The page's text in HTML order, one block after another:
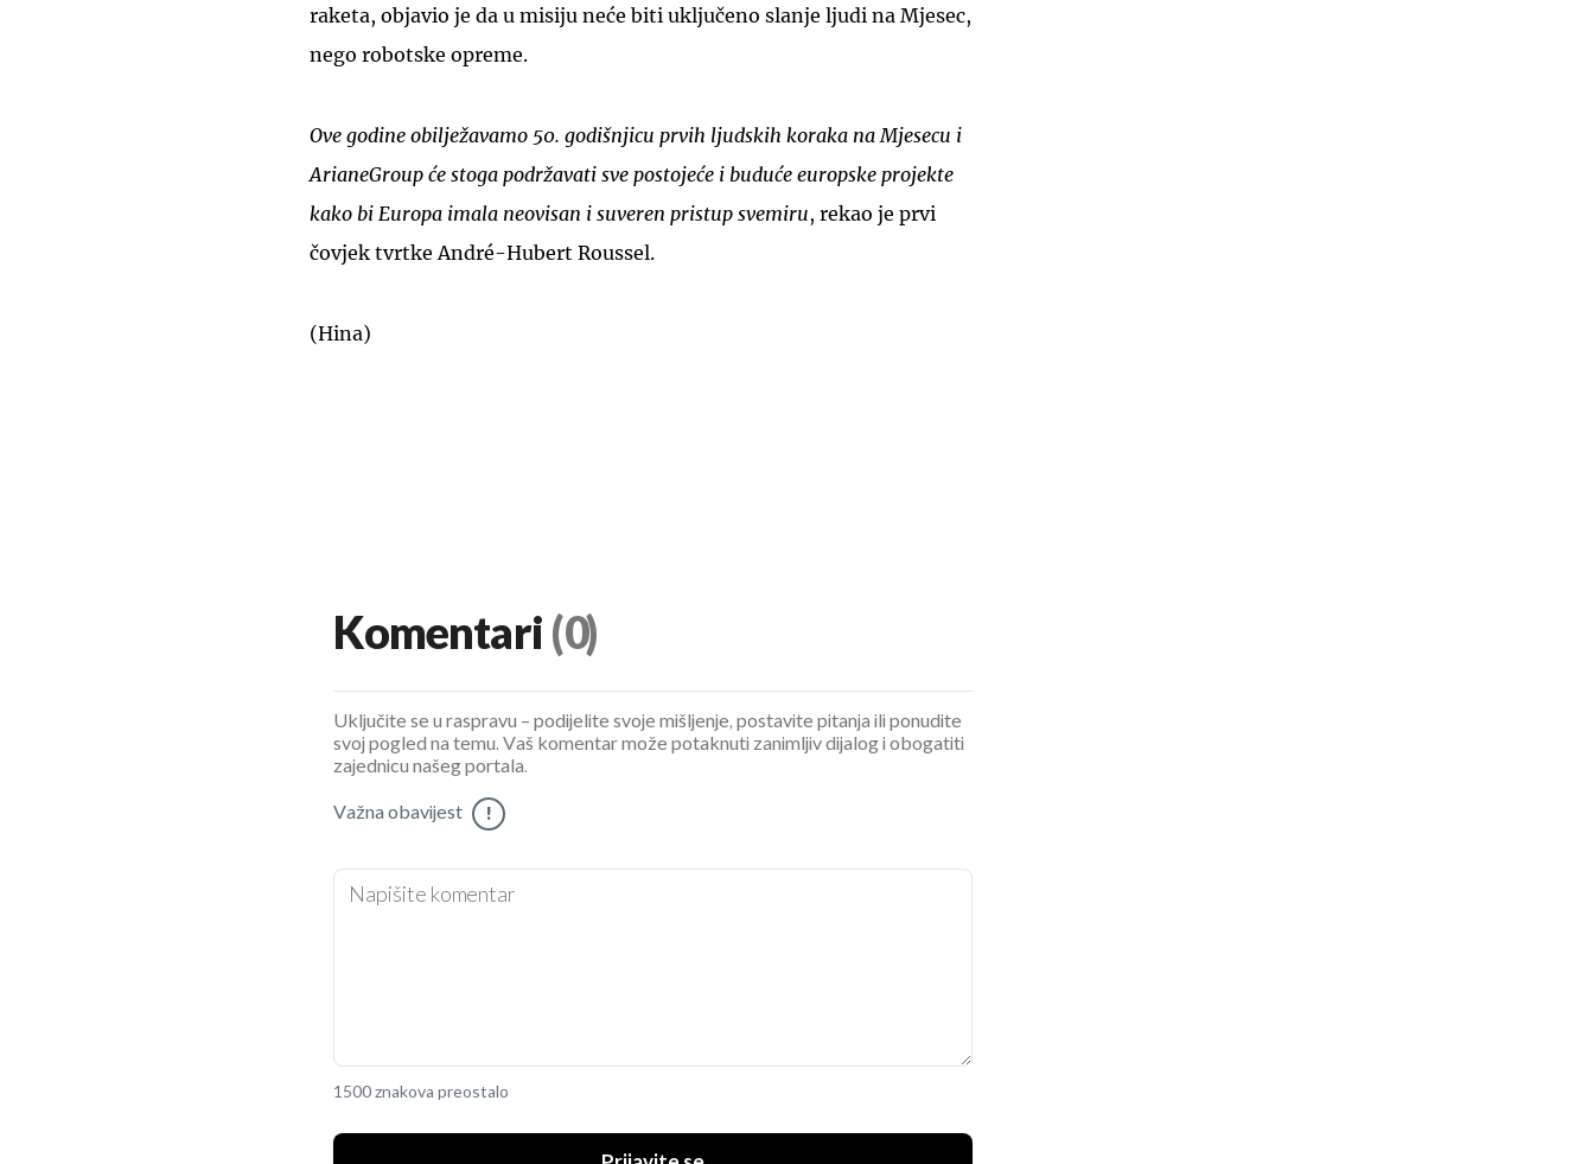
raketa, objavio je da u misiju neće biti uključeno slanje ljudi na Mjesec,
nego robotske opreme.
Ove godine obilježavamo 50. godišnjicu prvih ljudskih koraka na Mjesecu i
ArianeGroup će stoga podržavati sve postojeće i buduće europske projekte
kako bi Europa imala neovisan i suveren pristup svemiru, rekao je prvi
čovjek tvrtke André-Hubert Roussel.
(Hina)
Komentari (0)
Uključite se u raspravu – podijelite svoje mišljenje, postavite pitanja ili ponudite
svoj pogled na temu. Vaš komentar može potaknuti zanimljiv dijalog i obogatiti
zajednicu našeg portala.
Važna obavijest !
1500 znakova preostalo